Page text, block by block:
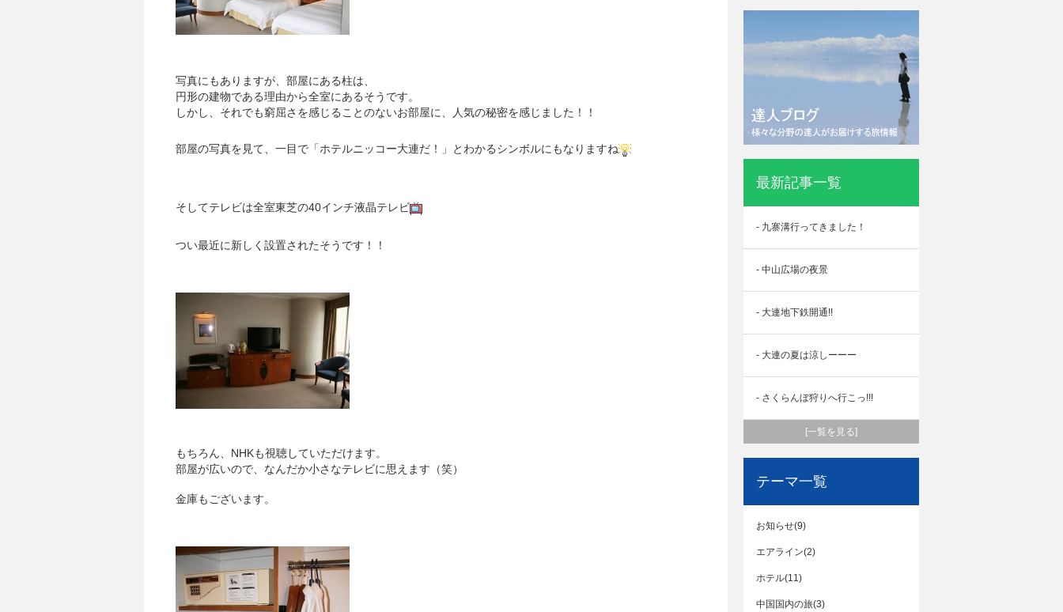
写真にもありますが、部屋にある柱は、
円形の建物である理由から全室にあるそうです。
しかし、それでも窮屈さを感じることのないお部屋に、人気の秘密を感じました！！
部屋の写真を見て、一目で「ホテルニッコー大連だ！」とわかるシンボルにもなりますね
そしてテレビは全室東芝の40インチ液晶テレビ
つい最近に新しく設置されたそうです！！
もちろん、NHKも視聴していただけます。
部屋が広いので、なんだか小さなテレビに思えます（笑）
金庫もございます。
最新記事一覧
- 九寨溝行ってきました！
- 中山広場の夜景
- 大連地下鉄開通!!
- 大連の夏は涼しーーー
- さくらんぼ狩りへ行こっ!!!
[一覧を見る]
テーマ一覧
お知らせ(9)
エアライン(2)
ホテル(11)
中国国内の旅(3)